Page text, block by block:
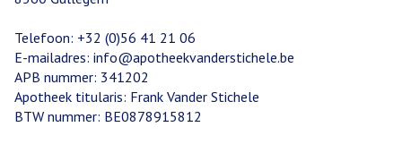
Telefoon: +32 (0)56 41 21 06
E-mailadres: info@apotheekvanderstichele.be
APB nummer: 341202
Apotheek titularis: Frank Vander Stichele
BTW nummer: BE0878915812